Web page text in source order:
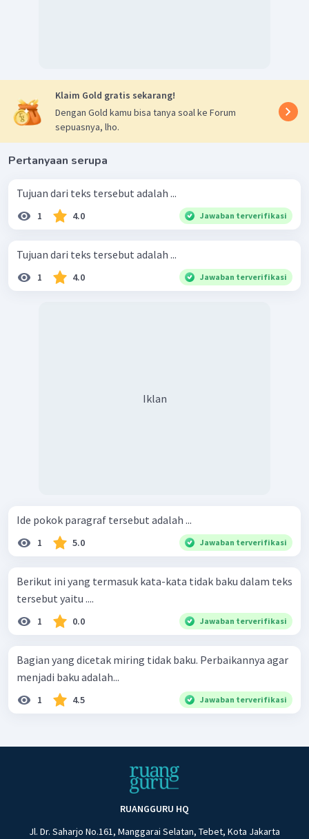
Klaim Gold gratis sekarang!
Dengan Gold kamu bisa tanya soal ke Forum
sepuasnya, lho.
Pertanyaan serupa
Tujuan dari teks tersebut adalah ...
1 4.0 Jawaban terverifikasi
Tujuan dari teks tersebut adalah ...
1 4.0 Jawaban terverifikasi
Iklan
Ide pokok paragraf tersebut adalah ...
1 5.0 Jawaban terverifikasi
Berikut ini yang termasuk kata-kata tidak baku dalam teks
tersebut yaitu ....
1 0.0 Jawaban terverifikasi
Bagian yang dicetak miring tidak baku. Perbaikannya agar
menjadi baku adalah...
1 4.5 Jawaban terverifikasi
RUANGGURU HQ
Jl. Dr. Saharjo No.161, Manggarai Selatan, Tebet, Kota Jakarta